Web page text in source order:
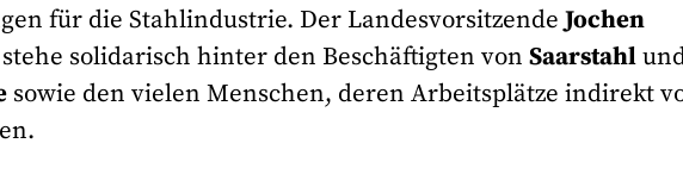
für die Stahlindustrie. Der LandesvorsitzendeJochen
stehe solidarisch hinter den Beschäftigten vonSaarstahl
sowie den vielen Menschen, deren Arbeitsplätze indirekt